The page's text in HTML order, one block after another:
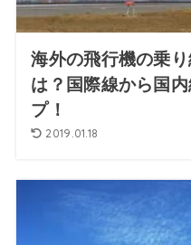
海外の飛行機の乗
は？国際線から国
プ！
2019.01.18